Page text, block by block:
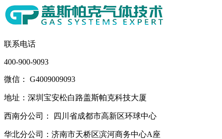
联系电话
400-900-9093
微信： G4009009093
地址：深圳宝安松白路盖斯帕克科技大厦
西南分公司： 四川省成都市高新区环球中心
华北分公司：济南市天桥区滨河商务中心A座